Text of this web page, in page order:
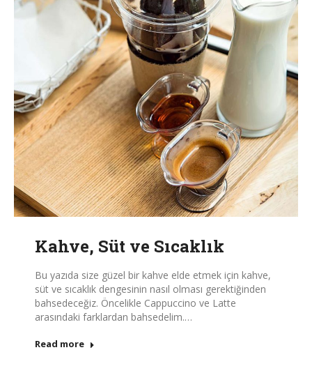
Kahve, Süt ve Sıcaklık
Bu yazıda size güzel bir kahve elde etmek için kahve,
süt ve sıcaklık dengesinin nasıl olması gerektiğinden
bahsedeceğiz. Öncelikle Cappuccino ve Latte
arasındaki farklardan bahsedelim.…
Read more